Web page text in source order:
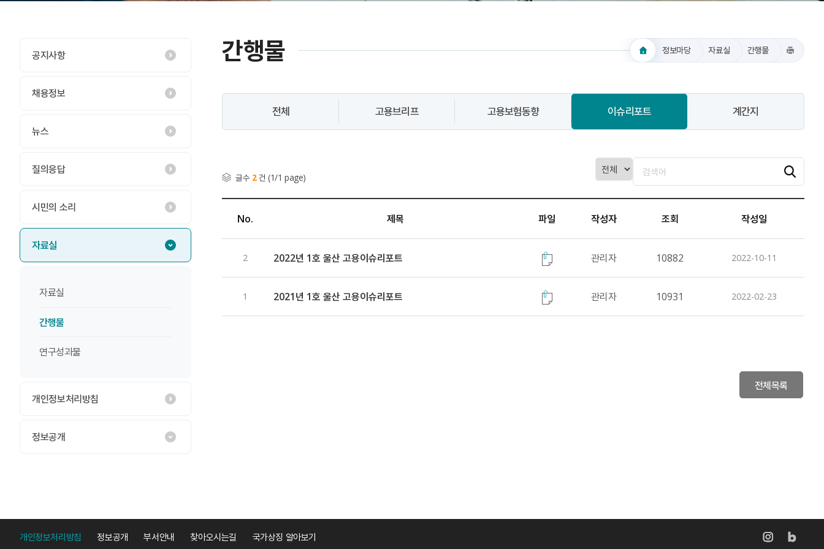
공지사항
채용정보
뉴스
질의응답
시민의 소리
자료실
자료실
간행물
연구성과물
개인정보처리방침
정보공개
간행물 정보마당 자료실 간행물
전체 고용브리프 고용보험동향 이슈리포트 계간지
글수 2건 (1/1 page)
No. 제목 파일 작성자 조회 작성일
2 2022년 1호 울산 고용이슈리포트 관리자 10882 2022-10-11
1 2021년 1호 울산 고용이슈리포트 관리자 10931 2022-02-23
전체목록
개인정보처리방침 정보공개 부서안내 찾아오시는길 국가상징 알아보기